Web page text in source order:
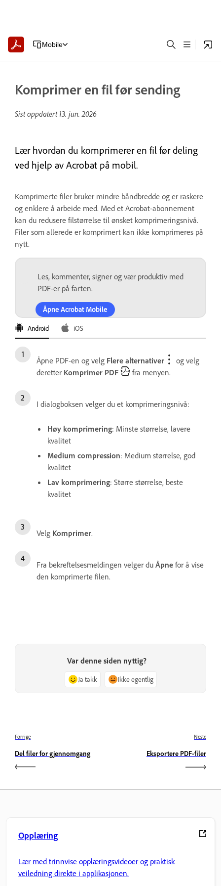
Mobile
Komprimer en fil før sending
Sist oppdatert 13. jun. 2026
Lær hvordan du komprimerer en fil før deling
ved hjelp av Acrobat på mobil.
Komprimerte filer bruker mindre båndbredde og er raskere
og enklere å arbeide med. Med et Acrobat-abonnement
kan du redusere filstørrelse til ønsket komprimeringsnivå.
Filer som allerede er komprimert kan ikke komprimeres på
nytt.
Les, kommenter, signer og vær produktiv med
PDF-er på farten.
Åpne Acrobat Mobile
Android iOS
Åpne PDF-en og velg Flere alternativer
og velg
deretter Komprimer PDF fra menyen.
I dialogboksen velger du et komprimeringsnivå:
Høy komprimering: Minste størrelse, lavere
kvalitet
Medium compression: Medium størrelse, god
kvalitet
Lav komprimering: Større størrelse, beste
kvalitet
Velg Komprimer.
Fra bekreftelsesmeldingen velger du Åpne for å vise
den komprimerte filen.
Var denne siden nyttig?
Ja takk Ikke egentlig
Forrige
Del filer for gjennomgang
Neste
Eksportere PDF-filer
Opplæring
Lær med trinnvise opplæringsvideoer og praktisk
veiledning direkte i applikasjonen.